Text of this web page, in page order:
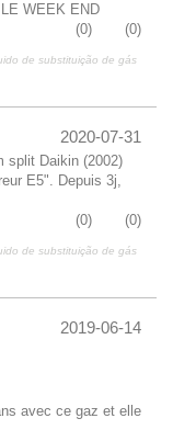
WEEK END
(0)
(0)
de substituição de gás
2020-07-31
split Daikin (2002)
E5". Depuis 3j,
(0)
(0)
de substituição de gás
2019-06-14
avec ce gaz et elle